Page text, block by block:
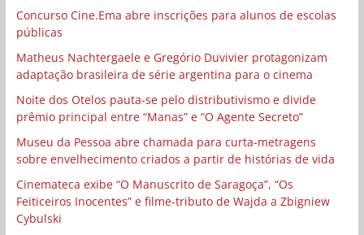
Concurso Cine.Ema abre inscrições para alunos de escolas
públicas
Matheus Nachtergaele e Gregório Duvivier protagonizam
adaptação brasileira de série argentina para o cinema
Noite dos Otelos pauta-se pelo distributivismo e divide
prêmio principal entre “Manas” e “O Agente Secreto”
Museu da Pessoa abre chamada para curta-metragens
sobre envelhecimento criados a partir de histórias de vida
Cinemateca exibe “O Manuscrito de Saragoça”, “Os
Feiticeiros Inocentes” e filme-tributo de Wajda a Zbigniew
Cybulski